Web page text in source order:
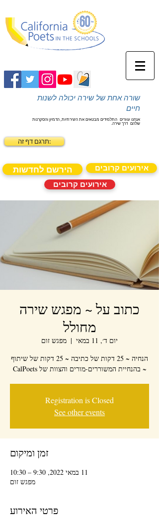
שורה אחת של שירה יכולה לשנות
חיים
אנחנו עוזרים התלמידים מבטאים את היצירתיות, הדמיון והסקרנות
שלהם דרך שירה.
תרגם דף זה:
הירשם לחדשות
אירועים קרובים
אירועים קרובים
כתוב על ~ מפגש שירה
מחולל
יום ד׳, 11 במאי
  |
מפגש זום
הנחיה ~ 25 דקות של כתיבה ~ 25 דקות של שיתוף
~ בהנחיית המשוררים-מורים והצוות של CalPoets
Registration is Closed
See other events
זמן ומיקום
11 במאי 2022, 9:30 – 10:30
מפגש זום
פרטי האירוע